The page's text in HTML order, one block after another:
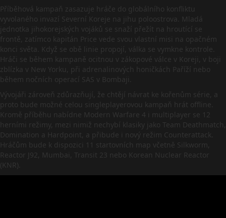
Příběhová kampaň zasazuje hráče do globálního konfliktu
vyvolaného invazí Severní Koreje na jihu poloostrova. Mladá
jednotka jihokorejských vojáků se snaží přežít na hroutící se
frontě, zatímco kapitán Price vede svou vlastní misi na opačném
konci světa. Když se obě linie propojí, válka se vymkne kontrole.
Hráči se během kampaně ocitnou v zákopové válce v Koreji, v boji
zblízka v New Yorku, při adrenalinových honičkách Paříží nebo
během nočních operací SAS v Bombaji.
Vývojáři zároveň zdůrazňují, že chtějí návrat ke kořenům série, a
proto bude možné celou singleplayerovou kampaň hrát offline.
Kromě příběhu nabídne Modern Warfare 4 i multiplayer se 12
herními režimy, mezi nimiž nechybí klasiky jako Team Deathmatch,
Domination a Hardpoint, a přibude i nový režim Counterattack.
Hráčům bude k dispozici 11 startovních map včetně Silkworm,
Reactor J92, Mumbai, Transit 23 nebo Korean Nuclear Reactor
(KNR).